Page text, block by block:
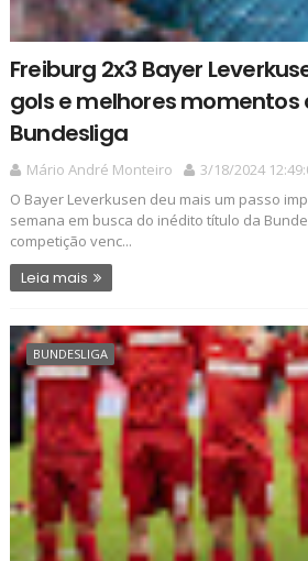
Freiburg 2x3 Bayer
gols e melhores momentos
Bundesliga
Mário André Monteiro
3/18/2024
O Bayer Leverkusen deu mais um passo
semana em busca do inédito título da
competição venc...
Leia mais
BUNDESLIGA